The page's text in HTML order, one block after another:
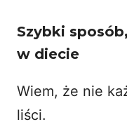
Szybki
w diecie
Wiem, że nie
liści.